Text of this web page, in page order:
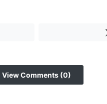
View Comments (0)